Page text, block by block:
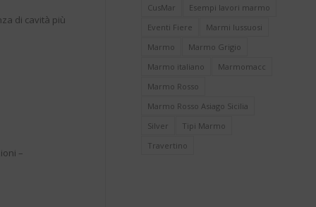
di cavità più
–
CusMar
Esempi lavori marmo
Eventi Fiere
Marmi lussuosi
Marmo
Marmo Grigio
Marmo italiano
Marmomacc
Marmo Rosso
Marmo Rosso Asiago Sicilia
Silver
Tipi Marmo
Travertino